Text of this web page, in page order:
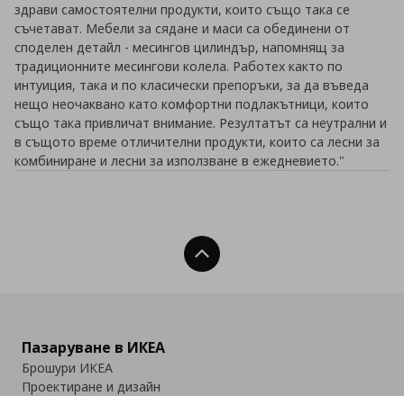
здрави самостоятелни продукти, които също така се
съчетават. Мебели за сядане и маси са обединени от
споделен детайл - месингов цилиндър, напомнящ за
традиционните месингови колела. Работех както по
интуиция, така и по класически препоръки, за да въведа
нещо неочаквано като комфортни подлакътници, които
също така привличат внимание. Резултатът са неутрални и
в същото време отличителни продукти, които са лесни за
комбиниране и лесни за използване в ежедневието."
Нагоре
Пазаруване в ИКЕА
Брошури ИКЕА
Проектиране и дизайн